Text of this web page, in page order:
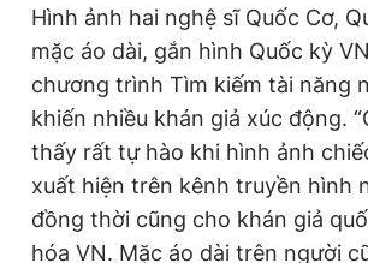
Hình ảnh hai nghệ sĩ Quốc Cơ,
mặc áo dài, gắn hình Quốc kỳ
chương trình Tìm kiếm tài năng
khiến nhiều khán giả xúc động.
thấy rất tự hào khi hình ảnh
xuất hiện trên kênh truyền hình
đồng thời cũng cho khán giả
hóa VN. Mặc áo dài trên người